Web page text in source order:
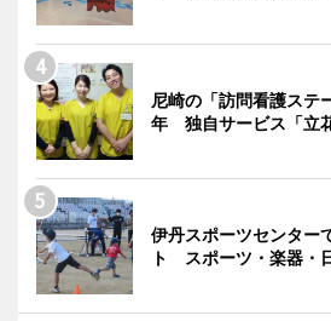
尼崎の「訪問看護ステ
年 独自サービス「立
伊丹スポーツセンター
ト スポーツ・楽器・